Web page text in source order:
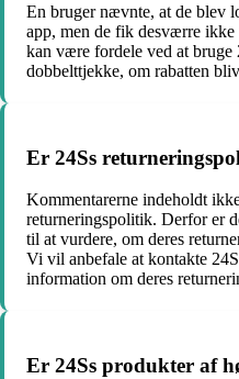
En bruger nævnte, at de blev
app, men de fik desværre ikke
kan være fordele ved at bruge
dobbelttjekke, om rabatten
Er 24Ss
Kommentarerne indeholdt
returneringspolitik. Derfor er
til at vurdere, om deres
Vi vil anbefale at kontakte
information om deres
Er 24Ss produkter af